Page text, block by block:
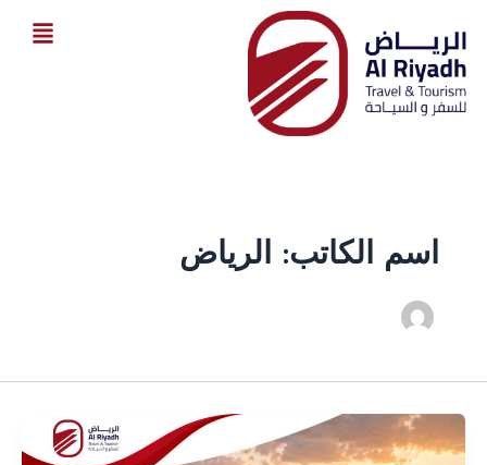
إلى
المحتوى
اسم الكاتب: الرياض